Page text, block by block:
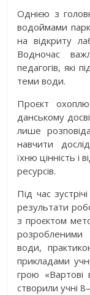
Однією з
водоймами
на відкриту
Водночас
педагогів, які
теми води.
Проєкт
данському
лише
навчити
їхню цінність і
ресурсів.
Під час
результати
з проєктом
води,
прикладами
грою «Вартові
створили учні